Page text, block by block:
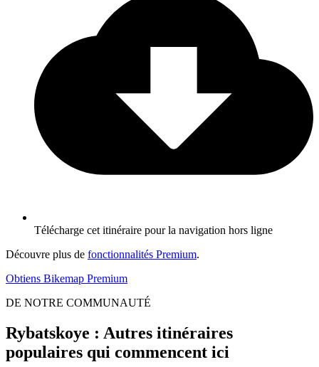
Télécharge cet itinéraire pour la navigation hors ligne
Découvre plus de fonctionnalités Premium.
Obtiens Bikemap Premium
DE NOTRE COMMUNAUTÉ
Rybatskoye : Autres itinéraires
populaires qui commencent ici